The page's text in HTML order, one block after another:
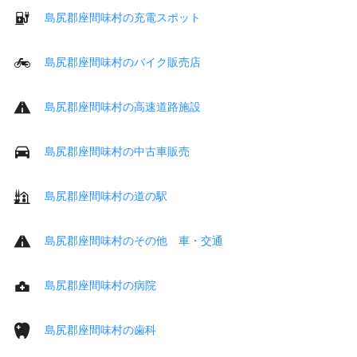
島尻郡座間味村の充電スポット
島尻郡座間味村のバイク販売店
島尻郡座間味村の高速道路施設
島尻郡座間味村の中古車販売
島尻郡座間味村の道の駅
島尻郡座間味村のその他 車・交通
島尻郡座間味村の病院
島尻郡座間味村の歯科